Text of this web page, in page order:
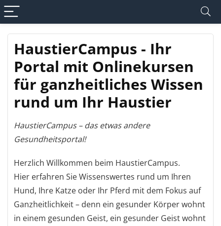
HaustierCampus - Ihr
Portal mit Onlinekursen
für ganzheitliches Wissen
rund um Ihr Haustier
HaustierCampus – das etwas andere
Gesundheitsportal!
Herzlich Willkommen beim HaustierCampus.
Hier erfahren Sie Wissenswertes rund um Ihren
Hund, Ihre Katze oder Ihr Pferd mit dem Fokus auf
Ganzheitlichkeit – denn ein gesunder Körper wohnt
in einem gesunden Geist, ein gesunder Geist wohnt